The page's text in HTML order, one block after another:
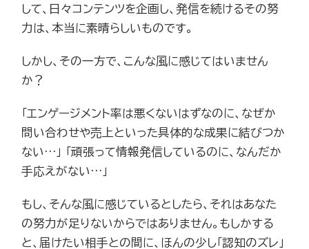
して、日々コンテンツを企画し、発信を続けるその努
力は、本当に素晴らしいものです。
しかし、その一方で、こんな風に感じてはいません
か？
「エンゲージメント率は悪くないはずなのに、なぜか
問い合わせや売上といった具体的な成果に結びつか
ない…」 「頑張って情報発信しているのに、なんだか
手応えがない…」
もし、そんな風に感じているとしたら、それはあなた
の努力が足りないからではありません。もしかする
と、届けたい相手との間に、ほんの少し「認知のズレ」